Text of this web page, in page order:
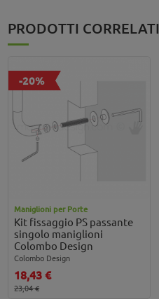
PRODOTTI CORRELATI
-20%
Maniglioni per Porte
Kit fissaggio PS passante
singolo maniglioni
Colombo Design
Colombo Design
18,43 €
23,04 €